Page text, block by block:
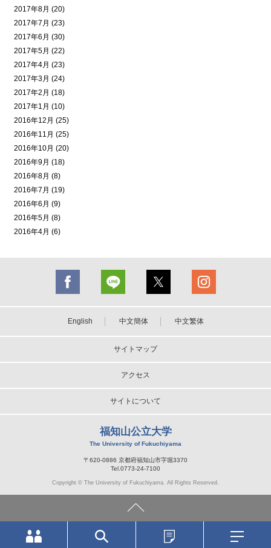
2017年8月 (20)
2017年7月 (23)
2017年6月 (30)
2017年5月 (22)
2017年4月 (23)
2017年3月 (24)
2017年2月 (18)
2017年1月 (10)
2016年12月 (25)
2016年11月 (25)
2016年10月 (20)
2016年9月 (18)
2016年8月 (8)
2016年7月 (19)
2016年6月 (9)
2016年5月 (8)
2016年4月 (6)
English 中文簡体 中文繁体
サイトマップ
アクセス
サイトについて
福知山公立大学
The University of Fukuchiyama
〒620-0886 京都府福知山市字堀3370
Tel.0773-24-7100
Copyright © The University of Fukuchiyama. All Rights Reserved.